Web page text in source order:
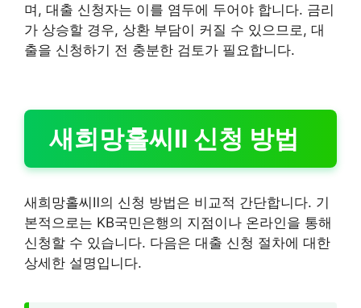
며, 대출 신청자는 이를 염두에 두어야 합니다. 금리
가 상승할 경우, 상환 부담이 커질 수 있으므로, 대
출을 신청하기 전 충분한 검토가 필요합니다.
새희망홀씨Ⅱ 신청 방법
새희망홀씨Ⅱ의 신청 방법은 비교적 간단합니다. 기
본적으로는 KB국민은행의 지점이나 온라인을 통해
신청할 수 있습니다. 다음은 대출 신청 절차에 대한
상세한 설명입니다.